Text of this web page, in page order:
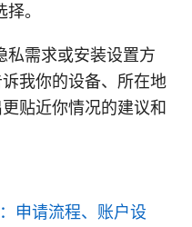
。
私需求或安装设置方
我你的设备、所在地
贴近你情况的建议和
申请流程、账户设